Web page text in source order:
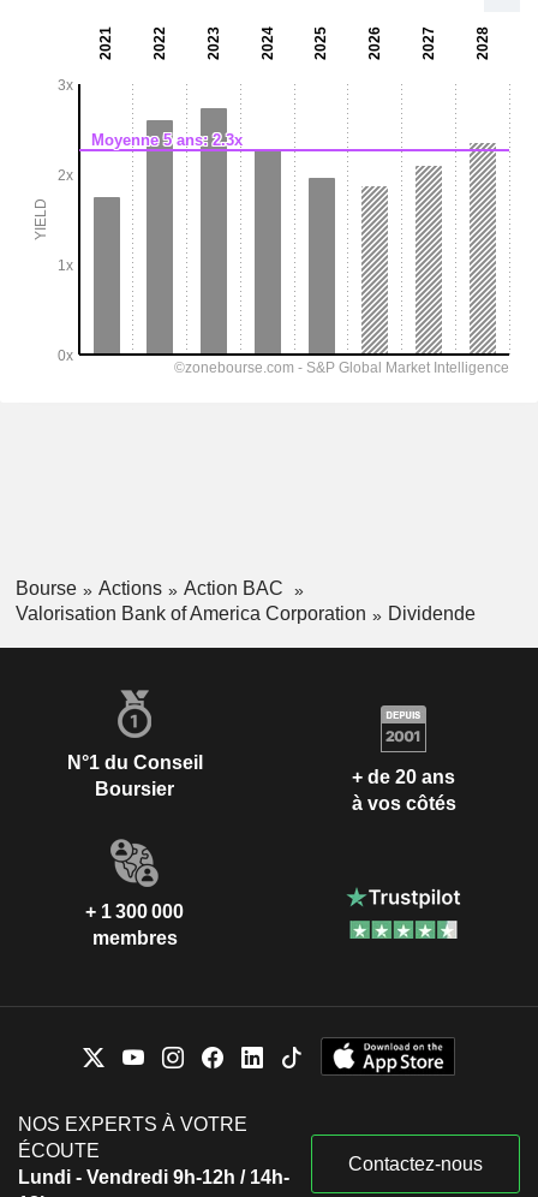
Bourse Actions
Action BAC
Valorisation Bank of America Corporation
Dividende
N°1 du Conseil
Boursier
+ de 20 ans
à vos côtés
+ 1 300 000
membres
NOS EXPERTS À VOTRE
ÉCOUTE
Lundi - Vendredi 9h-12h / 14h-
Contactez-nous